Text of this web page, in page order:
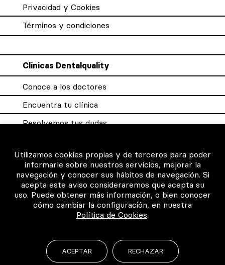
Privacidad y Cookies
Términos y condiciones
Clínicas Dentalquality
Conoce a los doctores
Encuentra tu clínica
Resolvemos tus dudas
Para los profesionales
Consigue tu certificado
Intranet clínicas certificadas
Música para los pacientes
Utilizamos cookies propias y de terceros para poder
informarle sobre nuestros servicios, mejorar la
navegación y conocer sus hábitos de navegación. Si
acepta este aviso consideraremos que acepta su
uso. Puede obtener más información, o bien conocer
cómo cambiar la configuración, en nuestra
Política de Cookies.
ACEPTAR RECHAZAR